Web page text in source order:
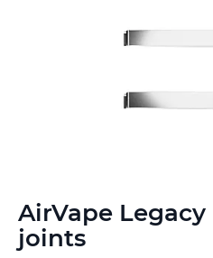
AirVape
joints
to
the
beginning